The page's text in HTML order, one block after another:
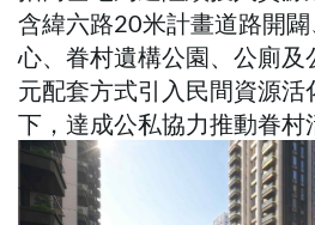
含緯六路20米計畫道路開
心、眷村遺構公園、公廁及
元配套方式引入民間資源活
下，達成公私協力推動眷村